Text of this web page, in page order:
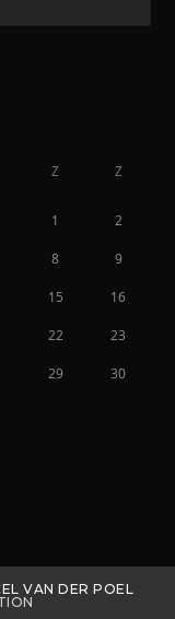
Z Z
1 2
8 9
15 16
22 23
29 30
VAN DER POEL